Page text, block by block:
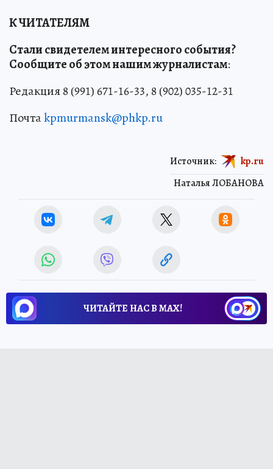
К ЧИТАТЕЛЯМ
Стали свидетелем интересного события?
Сообщите об этом нашим журналистам:
Редакция 8 (991) 671-16-33, 8 (902) 035-12-31
Почтаkpmurmansk@phkp.ru
Наталья ЛОБАНОВА
Источник: kp.ru
ЧИТАЙТЕ НАС В МАХ!